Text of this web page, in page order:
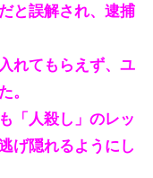
と誤解され、逮捕
れてもらえず、ユ
。
「人殺し」のレッ
げ隠れるようにし